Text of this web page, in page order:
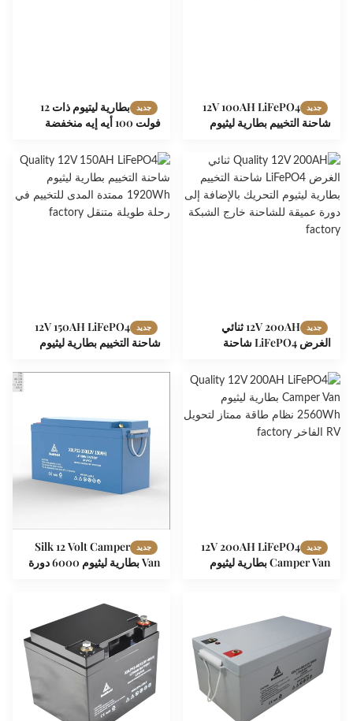
جديد
12V 100AH ​​LiFePO4
شاحنة التخييم بطارية ليثيوم
لتحويل متنقل RV
جديد
بطارية ليتيوم ذات 12
فولت 100 أيه إيه منخفضة
الشتاء
جديد
12V 200AH ثنائي
الغرض LiFePO4 شاحنة
بالإضافة إلى دورة عميقة
للشاحنة خارج الشبكة
جديد
12V 150AH LiFePO4
شاحنة التخييم بطارية ليثيوم
في رحلة طويلة متنقل
جديد
12V 200AH LiFePO4
Camper Van بطارية ليثيوم
جديد
Silk 12 Volt Camper
Van بطارية ليثيوم 6000 دورة